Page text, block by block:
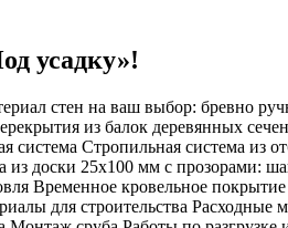
усадку»!
стен на ваш выбор: бревно
из балок деревянных
система Стропильная система из
из доски 25х100 мм с прозорами:
Временное кровельное
Расходные